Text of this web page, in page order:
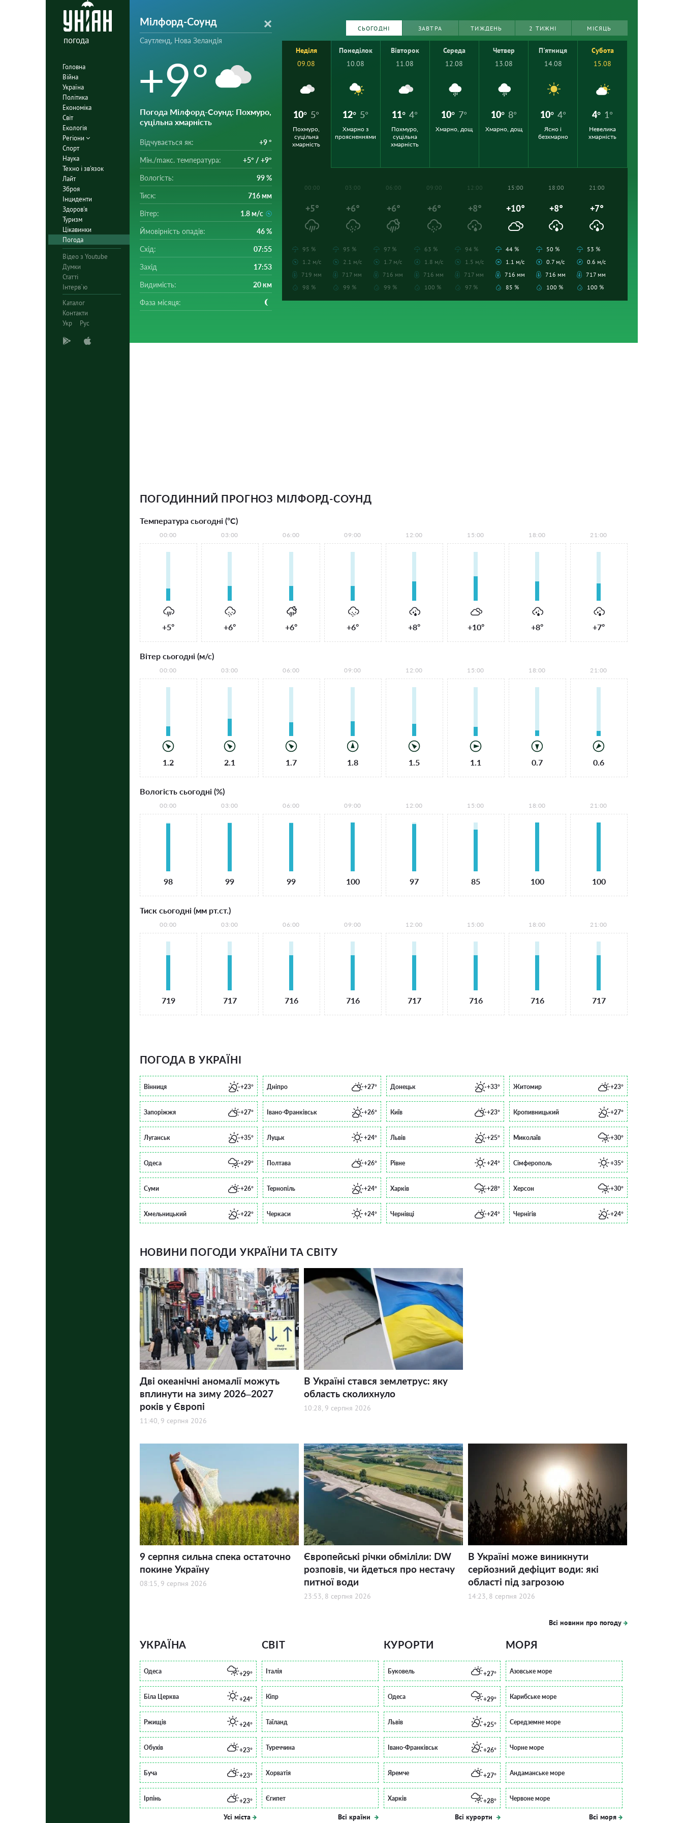
погода
Головна
Війна
Україна
Політика
Економіка
Світ
Екологія
Регіони
Спорт
Наука
Техно і зв'язок
Лайт
Зброя
Інциденти
Здоров'я
Туризм
Цікавинки
Погода
Відео з Youtube
Думки
Статті
Інтерв`ю
Каталог
Контакти
Укр
Рус
Мілфорд-Соунд
Саутленд, Нова Зеландія
+9°
Погода Мілфорд-Соунд: Похмуро,
суцільна хмарність
Відчувається як: +9 °
Мін./mакс. температура: +5° / +9°
Вологість: 99 %
Тиск: 716 мм
Вітер: 1.8 м/с
Ймовірність опадів: 46 %
Схід: 07:55
Захід 17:53
Видимість: 20 км
Фаза місяця:
СЬОГОДНІ ЗАВТРА ТИЖДЕНЬ 2 ТИЖНІ МІСЯЦЬ
Неділя
09.08
10° 5°
Похмуро,
суцільна
хмарність
Понеділок
10.08
12° 5°
Хмарно з
проясненнями
Вівторок
11.08
11° 4°
Похмуро,
суцільна
хмарність
Середа
12.08
10° 7°
Хмарно, дощ
Четвер
13.08
10° 8°
Хмарно, дощ
П'ятниця
14.08
10° 4°
Ясно і
безхмарно
Субота
15.08
4° 1°
Невелика
хмарність
00:00
+5°
95 %
1.2 м/с
719 мм
98 %
03:00
+6°
95 %
2.1 м/с
717 мм
99 %
06:00
+6°
97 %
1.7 м/с
716 мм
99 %
09:00
+6°
63 %
1.8 м/с
716 мм
100 %
12:00
+8°
94 %
1.5 м/с
717 мм
97 %
15:00
+10°
44 %
1.1 м/с
716 мм
85 %
18:00
+8°
50 %
0.7 м/с
716 мм
100 %
21:00
+7°
53 %
0.6 м/с
717 мм
100 %
ПОГОДИННИЙ ПРОГНОЗ МІЛФОРД-СОУНД
Температура сьогодні (°С)
00:00
+5°
03:00
+6°
06:00
+6°
09:00
+6°
12:00
+8°
15:00
+10°
18:00
+8°
21:00
+7°
Вітер сьогодні (м/с)
00:00
1.2
03:00
2.1
06:00
1.7
09:00
1.8
12:00
1.5
15:00
1.1
18:00
0.7
21:00
0.6
Вологість сьогодні (%)
00:00
98
03:00
99
06:00
99
09:00
100
12:00
97
15:00
85
18:00
100
21:00
100
Тиск сьогодні (мм рт.ст.)
00:00
719
03:00
717
06:00
716
09:00
716
12:00
717
15:00
716
18:00
716
21:00
717
ПОГОДА В УКРАЇНІ
Вінниця +23° Дніпро +27° Донецьк +33° Житомир +23°
Запоріжжя +27° Івано-Франківськ +26° Київ +23° Кропивницький +27°
Луганськ +35° Луцьк +24° Львів +25° Миколаїв +30°
Одеса +29° Полтава +26° Рівне +24° Сімферополь +35°
Суми +26° Тернопіль +24° Харків +28° Херсон +30°
Хмельницький +22° Черкаси +24° Чернівці +24° Чернігів +24°
НОВИНИ ПОГОДИ УКРАЇНИ ТА СВІТУ
Дві океанічні аномалії можуть
вплинути на зиму 2026–2027
років у Європі
11:40, 9 серпня 2026
В Україні стався землетрус: яку
область сколихнуло
10:28, 9 серпня 2026
9 серпня сильна спека остаточно
покине Україну
08:15, 9 серпня 2026
Європейські річки обміліли: DW
розповів, чи йдеться про нестачу
питної води
23:53, 8 серпня 2026
В Україні може виникнути
серйозний дефіцит води: які
області під загрозою
14:23, 8 серпня 2026
Всі новини про погоду
УКРАЇНА
Одеса +29°
Біла Церква +24°
Ржищів +24°
Обухів +23°
Буча +23°
Ірпінь +23°
Усі міста
СВІТ
Італія
Кіпр
Таїланд
Туреччина
Хорватія
Єгипет
Всі країни
КУРОРТИ
Буковель +27°
Одеса +29°
Львів +25°
Івано-Франківськ +26°
Яремче +27°
Харків +28°
Всі курорти
МОРЯ
Азовське море
Карибське море
Середземне море
Чорне море
Андаманське море
Червоне море
Всі моря